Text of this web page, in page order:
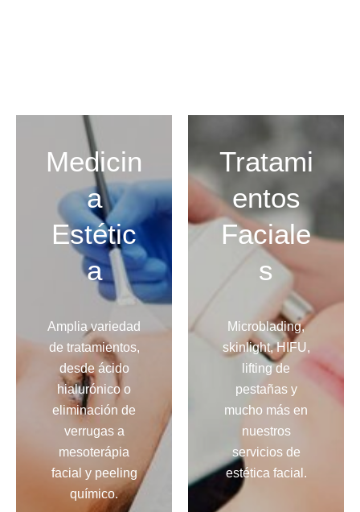
Medicin
a
Estétic
a
Amplia variedad
de tratamientos,
desde ácido
hialurónico o
eliminación de
verrugas a
mesoterápia
facial y peeling
químico.
Tratami
entos
Faciale
s
Microblading,
skinlight, HIFU,
lifting de
pestañas y
mucho más en
nuestros
servicios de
estética facial.